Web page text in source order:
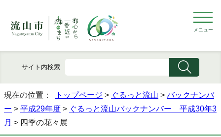
メニュー
サイト内検索
現在の位置： トップページ > ぐるっと流山 > バックナンバ
ー > 平成29年度 > ぐるっと流山バックナンバー 平成30年3
月 > 四季の花々展